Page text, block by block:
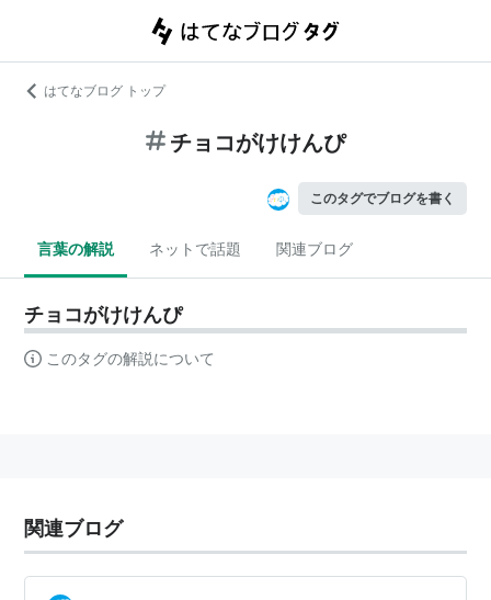
はてなブログ トップ
チョコがけけんぴ
このタグでブログを書く
言葉の解説 ネットで話題 関連ブログ
チョコがけけんぴ
このタグの解説について
関連ブログ